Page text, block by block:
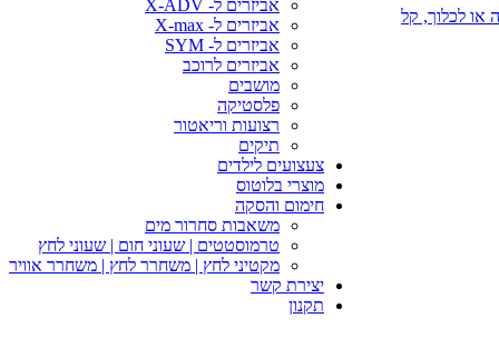
אביזרים ל- X-ADV
אביזרים ל- X-max
אביזרים ל- SYM
אביזרים לרוכב
מושבים
פלסטיקה
רצועות וריאטור
תיקים
צעצועים לילדים
מוצרי בלוטוס
חימום והסקה
משאבות סחרור מים
טרמוסטטים | שעוני חום | שעוני לחץ
מקטיני לחץ | משחרר לחץ | משחרר אוויר
יצירת קשר
תקנון
או השקיה או לכלוך, קל